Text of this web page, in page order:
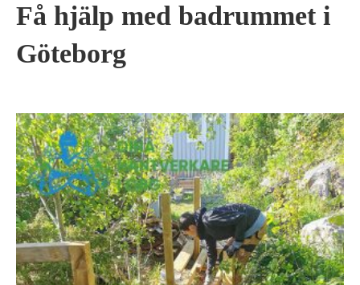
Få hjälp med badrummet i
Göteborg